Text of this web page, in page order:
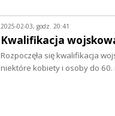
2025-02-03, godz. 20:41
Kwalifikacja
Rozpoczęła się kwalifikacja
niektóre kobiety i osoby do